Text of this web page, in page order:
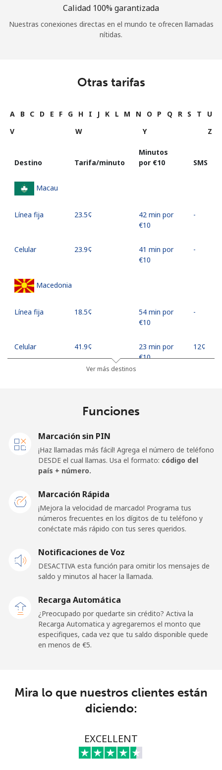
Calidad 100% garantizada
Nuestras conexiones directas en el mundo te ofrecen llamadas
nítidas.
Otras tarifas
A B C D E F G H I J K L M N O P Q R S T
U
V
W Y Z
Destino Tarifa/minuto
Minutos
por ⁦€10⁩
SMS
Macau
Línea fija ⁦23.5¢⁩
42 min por
⁦€10⁩
-
Celular ⁦23.9¢⁩
41 min por
⁦€10⁩
-
Macedonia
Línea fija ⁦18.5¢⁩
54 min por
⁦€10⁩
-
Celular ⁦41.9¢⁩
23 min por
⁦€10⁩
⁦12¢⁩
⁦64.9¢⁩
15 min por
Celular
⁦€10⁩
Línea fija ⁦45.9¢⁩
21 min por
⁦€10⁩
Malaysia
Línea fija ⁦1.2¢⁩
⁦€10⁩
⁦1.2¢⁩
833 min por
-
⁦86.5¢⁩
⁦€10⁩
Ver más destinos
Funciones
Marcación sin PIN
¡Haz llamadas más fácil! Agrega el número de teléfono
DESDE el cual llamas. Usa el formato: código del
país + número.
Marcación Rápida
¡Mejora la velocidad de marcado! Programa tus
números frecuentes en los dígitos de tu teléfono y
conéctate más rápido con tus seres queridos.
Notificaciones de Voz
DESACTIVA esta función para omitir los mensajes de
saldo y minutos al hacer la llamada.
Recarga Automática
¿Preocupado por quedarte sin crédito? Activa la
Recarga Automatica y agregaremos el monto que
especifiques, cada vez que tu saldo disponible quede
en menos de ⁦€5⁩.
Mira lo que nuestros clientes están
diciendo:
EXCELLENT